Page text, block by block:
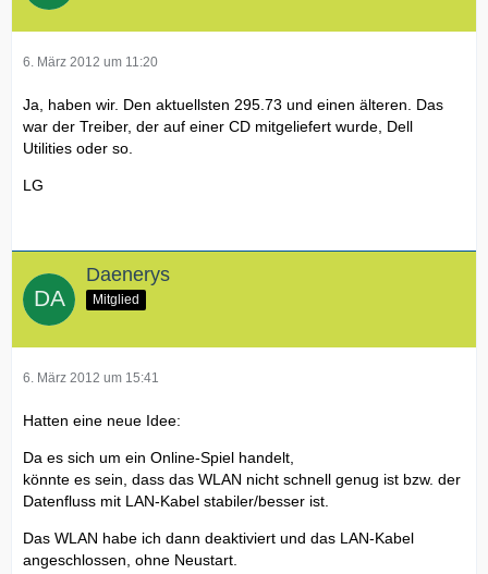
6. März 2012 um 11:20
Ja, haben wir. Den aktuellsten 295.73 und einen älteren. Das
war der Treiber, der auf einer CD mitgeliefert wurde, Dell
Utilities oder so.
LG
Daenerys
Mitglied
6. März 2012 um 15:41
Hatten eine neue Idee:
Da es sich um ein Online-Spiel handelt,
könnte es sein, dass das WLAN nicht schnell genug ist bzw. der
Datenfluss mit LAN-Kabel stabiler/besser ist.
Das WLAN habe ich dann deaktiviert und das LAN-Kabel
angeschlossen, ohne Neustart.